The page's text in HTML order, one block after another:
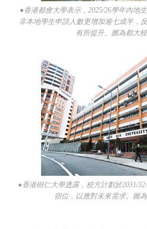
●香港都會大學表示，2025/26學年內地
非本地學生申請人數更增加逾七成半，
有所提升。圖為都大
●香港樹仁大學透露，校方計劃於2031/
宿位，以應對未來需求。圖